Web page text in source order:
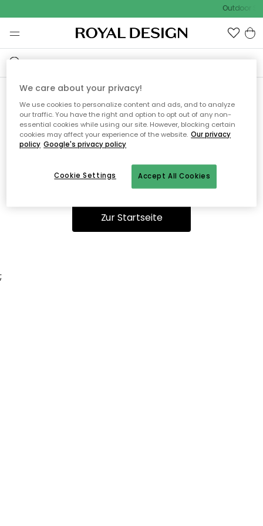
Outdoor
Ooops, die Seite wurde nicht
gefunden.
Sie können auf unserer Startseiteweiter navigieren.
Zur Startseite
;
We care about your privacy!
We use cookies to personalize content and ads, and to analyze
our traffic. You have the right and option to opt out of any non-
essential cookies while using our site. However, blocking certain
cookies may affect your experience of the website. Our privacy
policy Google's privacy policy
Accept All Cookies
Cookie Settings